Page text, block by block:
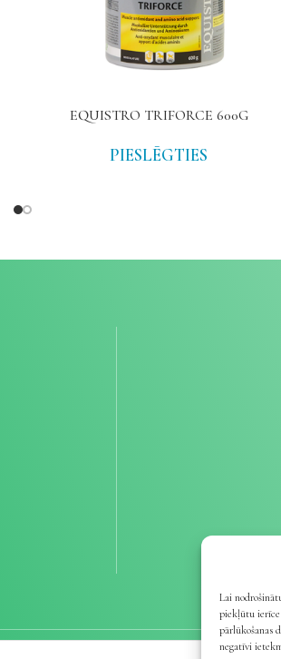
Lai
piekļūtu
pārlūkošanas
negatīvi
EQUISTRO TRIFORCE 600G
PIESLĒGTIES